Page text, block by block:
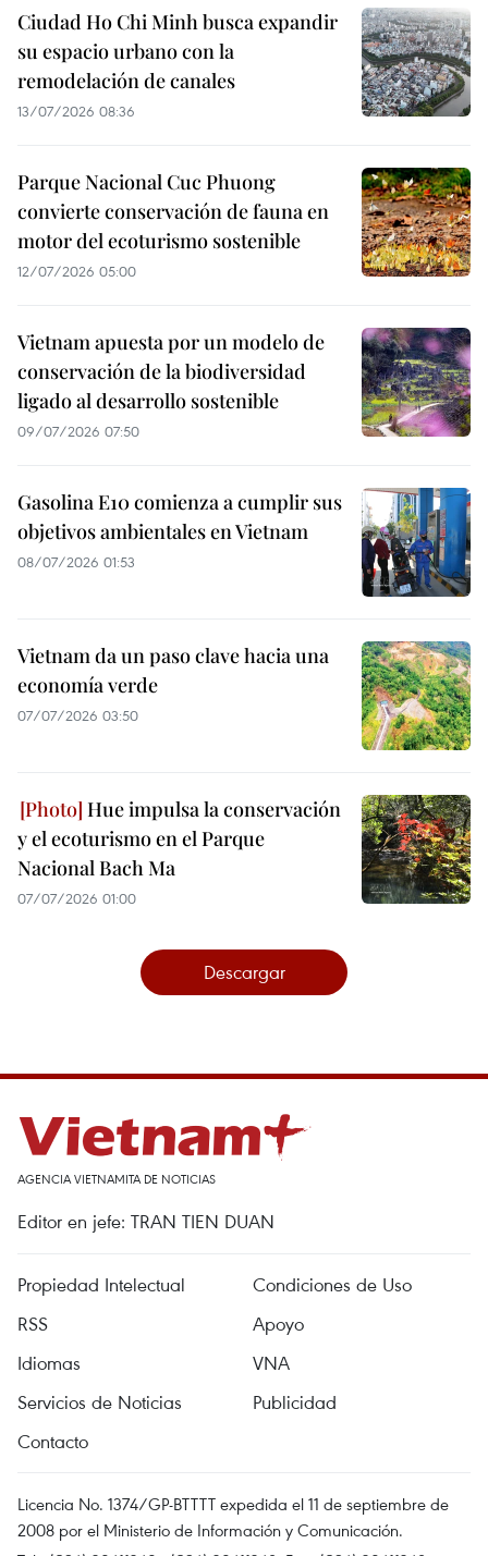
Ciudad Ho Chi Minh busca expandir
su espacio urbano con la
remodelación de canales
13/07/2026 08:36
Parque Nacional Cuc Phuong
convierte conservación de fauna en
motor del ecoturismo sostenible
12/07/2026 05:00
Vietnam apuesta por un modelo de
conservación de la biodiversidad
ligado al desarrollo sostenible
09/07/2026 07:50
Gasolina E10 comienza a cumplir sus
objetivos ambientales en Vietnam
08/07/2026 01:53
Vietnam da un paso clave hacia una
economía verde
07/07/2026 03:50
Hue impulsa la conservación
y el ecoturismo en el Parque
Nacional Bach Ma
07/07/2026 01:00
Descargar
AGENCIA VIETNAMITA DE NOTICIAS
Editor en jefe: TRAN TIEN DUAN
Propiedad Intelectual
Condiciones de Uso
RSS
Apoyo
Idiomas
VNA
Servicios de Noticias
Publicidad
Contacto
Licencia No. 1374/GP-BTTTT expedida el 11 de septiembre de
2008 por el Ministerio de Información y Comunicación.